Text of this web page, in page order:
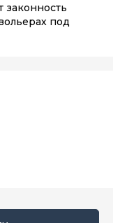
законность
под